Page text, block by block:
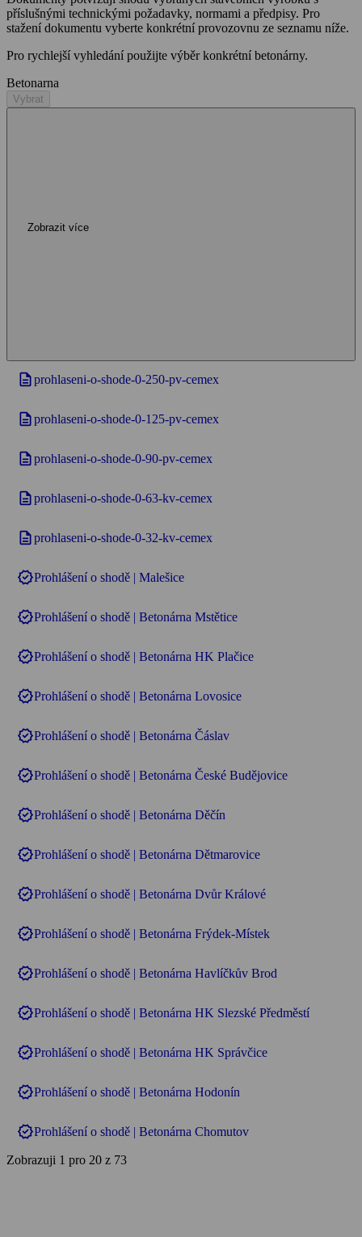
příslušnými technickými požadavky, normami a předpisy. Pro
stažení dokumentu vyberte konkrétní provozovnu ze seznamu níže.
Pro rychlejší vyhledání použijte výběr konkrétní betonárny.
Betonarna
Vybrat
Zobrazit více
descriptionprohlaseni-o-shode-0-250-pv-cemex
descriptionprohlaseni-o-shode-0-125-pv-cemex
descriptionprohlaseni-o-shode-0-90-pv-cemex
descriptionprohlaseni-o-shode-0-63-kv-cemex
descriptionprohlaseni-o-shode-0-32-kv-cemex
verifiedProhlášení o shodě | Malešice
verifiedProhlášení o shodě | Betonárna Mstětice
verifiedProhlášení o shodě | Betonárna HK Plačice
verifiedProhlášení o shodě | Betonárna Lovosice
verifiedProhlášení o shodě | Betonárna Čáslav
verifiedProhlášení o shodě | Betonárna České Budějovice
verifiedProhlášení o shodě | Betonárna Děčín
verifiedProhlášení o shodě | Betonárna Dětmarovice
verifiedProhlášení o shodě | Betonárna Dvůr Králové
verifiedProhlášení o shodě | Betonárna Frýdek-Místek
verifiedProhlášení o shodě | Betonárna Havlíčkův Brod
verifiedProhlášení o shodě | Betonárna HK Slezské Předměstí
verifiedProhlášení o shodě | Betonárna HK Správčice
verifiedProhlášení o shodě | Betonárna Hodonín
verifiedProhlášení o shodě | Betonárna Chomutov
Zobrazuji 1 pro 20 z 73